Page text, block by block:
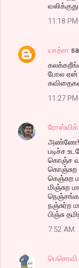
வலிக்குது ..
11:18 PM
யாத்ரா
போல ஏன்
11:27 PM
ரோஸ்விக்
அண்ணே!
படிச்ச
கொஞ்ச
கொஞ்சுற
கெஞ்சுற
மிஞ்சுற
நஞ்சுர்ற
பிஞ்சு
7:52 AM
பெசொவி